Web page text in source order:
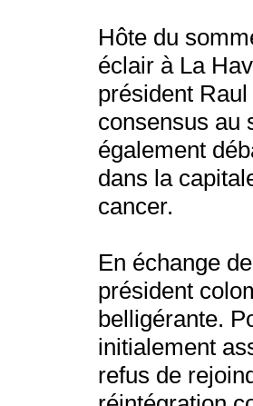
Hôte du
éclair à La
président
consensus au
également
dans la
cancer.
En échange
président
belligérante.
initialement
refus de